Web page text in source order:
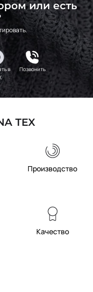
или есть
в
Позвонить
TEX
Производство
Качество